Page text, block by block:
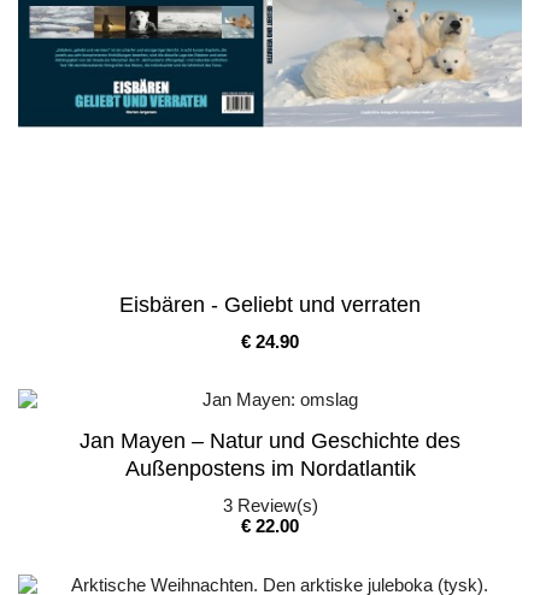
Eisbären - Geliebt und verraten
Pris
€ 24.90
Jan Mayen – Natur und Geschichte des
Außenpostens im Nordatlantik
3Review(s)
Pris
€ 22.00